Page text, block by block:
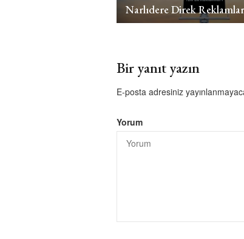
Narlıdere Direk
Bir yanıt yazın
E-posta adresiniz
Yorum